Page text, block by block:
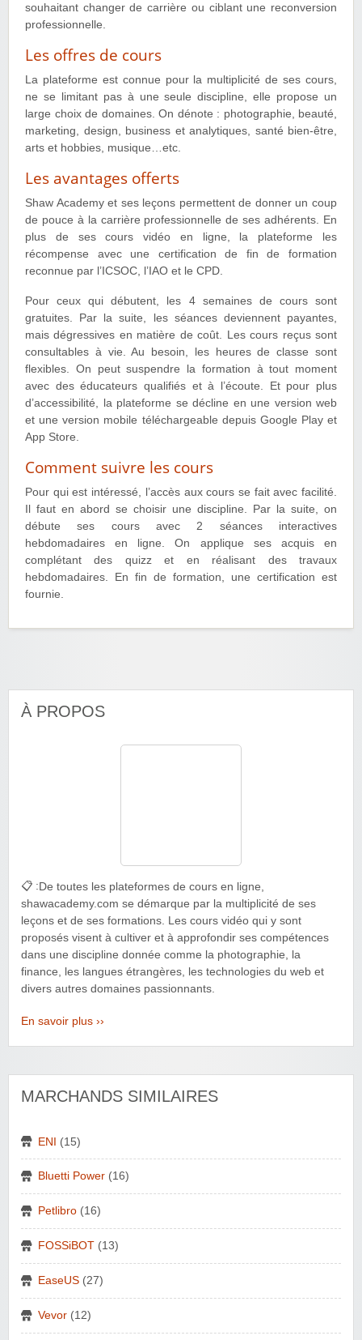
souhaitant changer de carrière ou ciblant une reconversion
professionnelle.
Les offres de cours
La plateforme est connue pour la multiplicité de ses cours,
ne se limitant pas à une seule discipline, elle propose un
large choix de domaines. On dénote : photographie, beauté,
marketing, design, business et analytiques, santé bien-être,
arts et hobbies, musique…etc.
Les avantages offerts
Shaw Academy et ses leçons permettent de donner un coup
de pouce à la carrière professionnelle de ses adhérents. En
plus de ses cours vidéo en ligne, la plateforme les
récompense avec une certification de fin de formation
reconnue par l’ICSOC, l’IAO et le CPD.
Pour ceux qui débutent, les 4 semaines de cours sont
gratuites. Par la suite, les séances deviennent payantes,
mais dégressives en matière de coût. Les cours reçus sont
consultables à vie. Au besoin, les heures de classe sont
flexibles. On peut suspendre la formation à tout moment
avec des éducateurs qualifiés et à l’écoute. Et pour plus
d’accessibilité, la plateforme se décline en une version web
et une version mobile téléchargeable depuis Google Play et
App Store.
Comment suivre les cours
Pour qui est intéressé, l’accès aux cours se fait avec facilité.
Il faut en abord se choisir une discipline. Par la suite, on
débute ses cours avec 2 séances interactives
hebdomadaires en ligne. On applique ses acquis en
complétant des quizz et en réalisant des travaux
hebdomadaires. En fin de formation, une certification est
fournie.
À PROPOS
📋 :De toutes les plateformes de cours en ligne,
shawacademy.com se démarque par la multiplicité de ses
leçons et de ses formations. Les cours vidéo qui y sont
proposés visent à cultiver et à approfondir ses compétences
dans une discipline donnée comme la photographie, la
finance, les langues étrangères, les technologies du web et
divers autres domaines passionnants.
En savoir plus ››
MARCHANDS SIMILAIRES
ENI (15)
Bluetti Power (16)
Petlibro (16)
FOSSiBOT (13)
EaseUS (27)
Vevor (12)